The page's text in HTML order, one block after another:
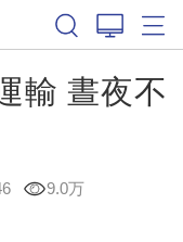
輸 晝夜不
9.0万